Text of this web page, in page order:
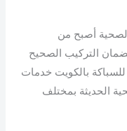
أصبح من
التركيب الصحيح
بالكويت خدمات
الحديثة بمختلف